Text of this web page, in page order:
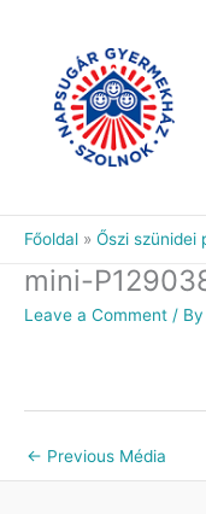
Főoldal Őszi szünidei
mini-
Leave a Comment / By
← Previous Média